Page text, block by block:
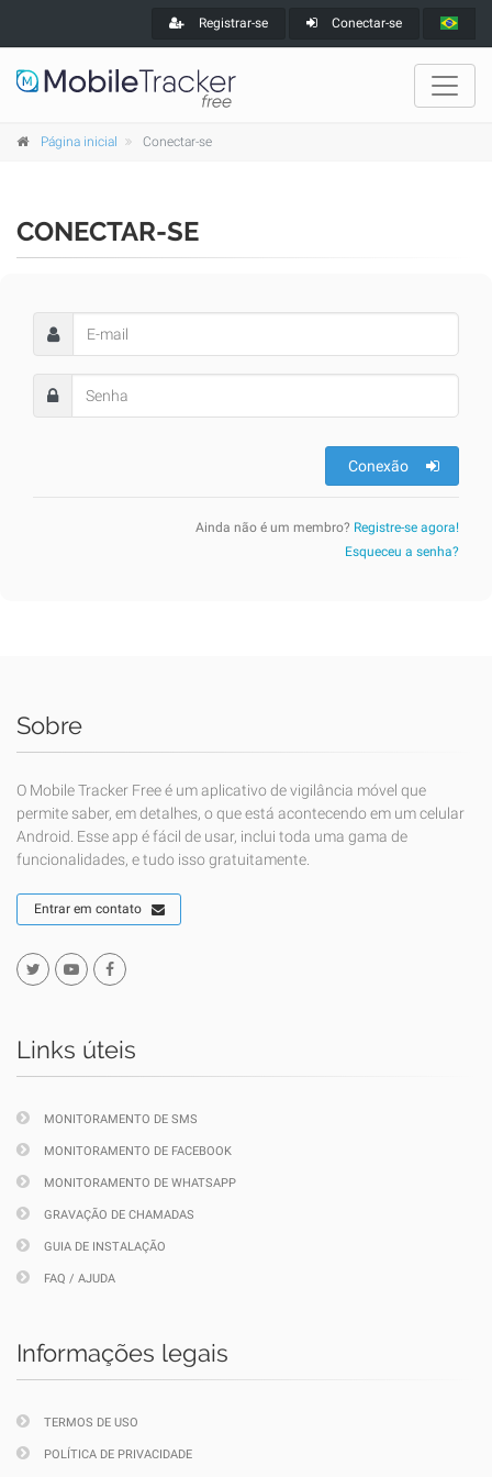
Registrar-se Conectar-se
Página inicial Conectar-se
CONECTAR-SE
Conexão
Ainda não é um membro? Registre-se agora!
Esqueceu a senha?
Sobre
O Mobile Tracker Free é um aplicativo de vigilância móvel que
permite saber, em detalhes, o que está acontecendo em um celular
Android. Esse app é fácil de usar, inclui toda uma gama de
funcionalidades, e tudo isso gratuitamente.
Entrar em contato
Links úteis
MONITORAMENTO DE SMS
MONITORAMENTO DE FACEBOOK
MONITORAMENTO DE WHATSAPP
GRAVAÇÃO DE CHAMADAS
GUIA DE INSTALAÇÃO
FAQ / AJUDA
Informações legais
TERMOS DE USO
POLÍTICA DE PRIVACIDADE